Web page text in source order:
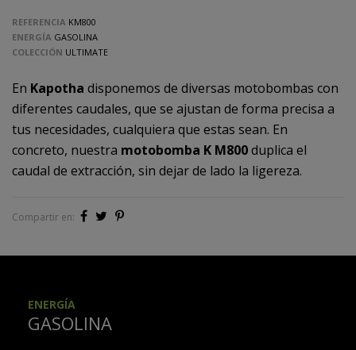
REFERENCIA KM800
ENERGÍA GASOLINA
COLECCIÓN ULTIMATE
En Kapotha disponemos de diversas motobombas con
diferentes caudales, que se ajustan de forma precisa a
tus necesidades, cualquiera que estas sean. En
concreto, nuestra motobomba K M800duplica el
caudal de extracción, sin dejar de lado la ligereza.
Compartir en:
ENERGÍA
GASOLINA